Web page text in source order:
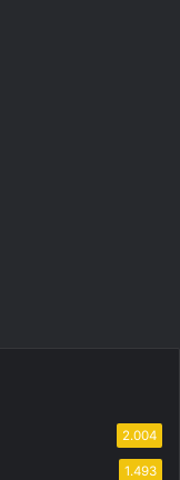
2.004
1.493